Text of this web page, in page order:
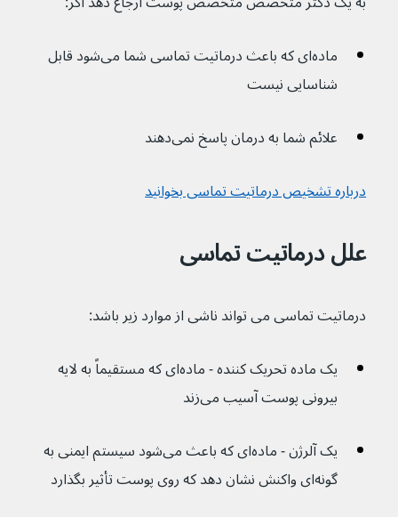
ماده‌ای که باعث درماتیت تماسی شما می‌شود قابل
شناسایی نیست
علائم شما به درمان پاسخ نمی‌دهند
درباره تشخیص درماتیت تماسی بخوانید
علل درماتیت تماسی
درماتیت تماسی می تواند ناشی از موارد زیر باشد:
یک ماده تحریک کننده - ماده‌ای که مستقیماً به لایه
بیرونی پوست آسیب می‌زند
یک آلرژن - ماده‌ای که باعث می‌شود سیستم ایمنی به
گونه‌ای واکنش نشان دهد که روی پوست تأثیر بگذارد